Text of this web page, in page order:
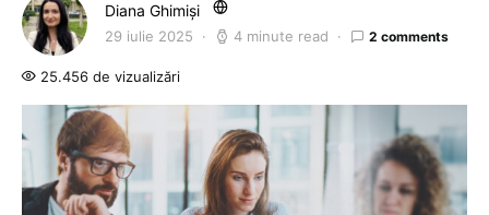
Diana Ghimiși
29 iulie 2025 4 minute read 2 comments
25.456 de vizualizări